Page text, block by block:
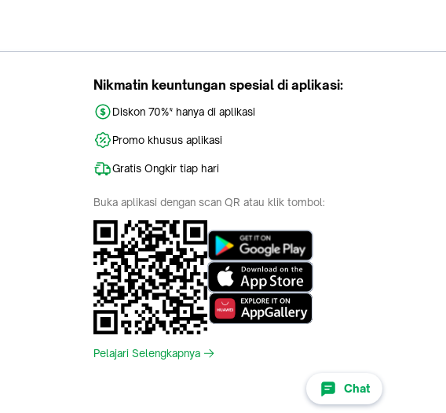
Chat
Nikmatin keuntungan spesial di aplikasi:
Diskon 70%* hanya di aplikasi
Promo khusus aplikasi
Gratis Ongkir tiap hari
Buka aplikasi dengan scan QR atau klik tombol:
Pelajari Selengkapnya